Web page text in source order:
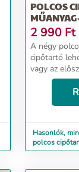
POLCOS
2 990 Ft
A négy
cipőtartó
vagy az
cipők
Viszonylag
cipőket,
Hasonlók,
polcos